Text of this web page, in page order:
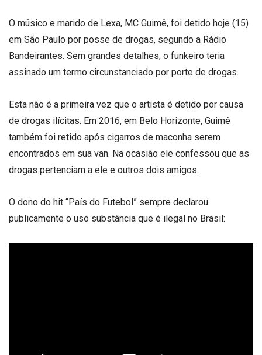
O músico e marido de Lexa, MC Guimê, foi detido hoje (15)
em São Paulo por posse de drogas, segundo a Rádio
Bandeirantes. Sem grandes detalhes, o funkeiro teria
assinado um termo circunstanciado por porte de drogas.
Esta não é a primeira vez que o artista é detido por causa
de drogas ilícitas. Em 2016, em Belo Horizonte, Guimê
também foi retido após cigarros de maconha serem
encontrados em sua van. Na ocasião ele confessou que as
drogas pertenciam a ele e outros dois amigos.
O dono do hit “País do Futebol” sempre declarou
publicamente o uso substância que é ilegal no Brasil: